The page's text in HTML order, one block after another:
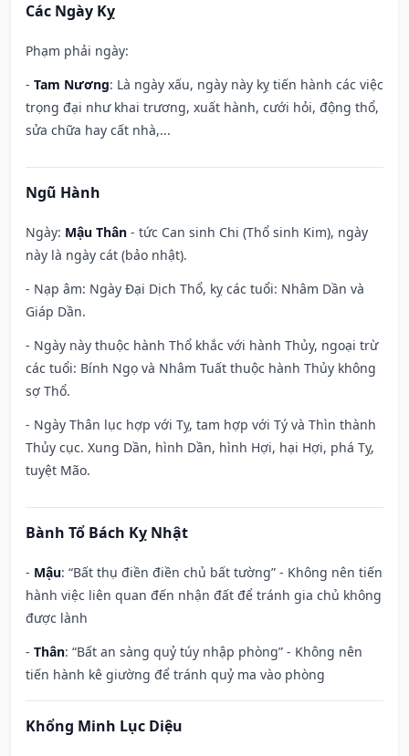
Các Ngày Kỵ
Phạm phải ngày:
- Tam Nương: Là ngày xấu, ngày này kỵ tiến hành các việc
trọng đại như khai trương, xuất hành, cưới hỏi, động thổ,
sửa chữa hay cất nhà,...
Ngũ Hành
Ngày: Mậu Thân - tức Can sinh Chi (Thổ sinh Kim), ngày
này là ngày cát (bảo nhật).
- Nạp âm: Ngày Đại Dịch Thổ, kỵ các tuổi: Nhâm Dần và
Giáp Dần.
- Ngày này thuộc hành Thổ khắc với hành Thủy, ngoại trừ
các tuổi: Bính Ngọ và Nhâm Tuất thuộc hành Thủy không
sợ Thổ.
- Ngày Thân lục hợp với Tỵ, tam hợp với Tý và Thìn thành
Thủy cục. Xung Dần, hình Dần, hình Hợi, hại Hợi, phá Tỵ,
tuyệt Mão.
Bành Tổ Bách Kỵ Nhật
- Mậu: “Bất thụ điền điền chủ bất tường” - Không nên tiến
hành việc liên quan đến nhận đất để tránh gia chủ không
được lành
- Thân: “Bất an sàng quỷ túy nhập phòng” - Không nên
tiến hành kê giường để tránh quỷ ma vào phòng
Khổng Minh Lục Diệu